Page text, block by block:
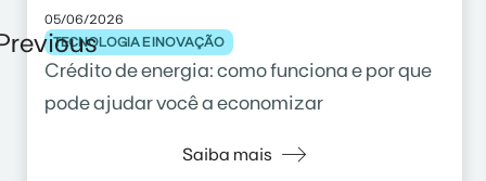
05/06/2026
TECNOLOGIA E INOVAÇÃO
Crédito de energia: como funciona e por que
pode ajudar você a economizar
Saiba mais